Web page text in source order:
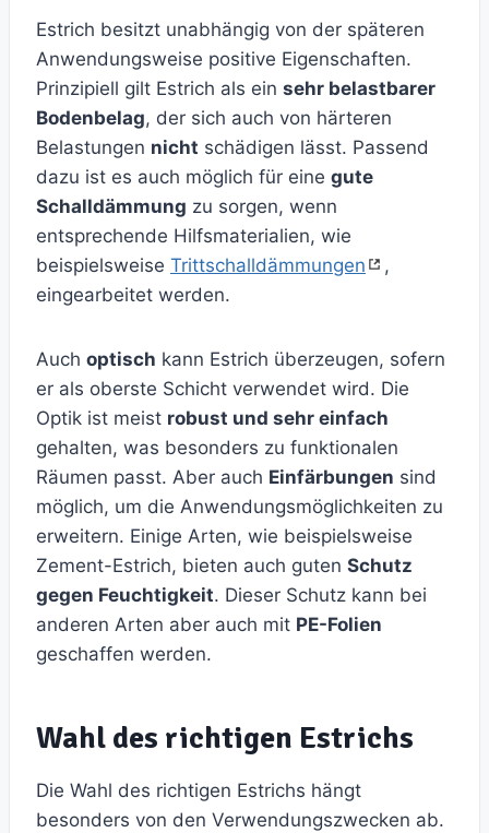
Estrich besitzt unabhängig von der späteren
Anwendungsweise positive Eigenschaften.
Prinzipiell gilt Estrich als ein sehr belastbarer
Bodenbelag, der sich auch von härteren
Belastungen nicht schädigen lässt. Passend
dazu ist es auch möglich für eine gute
Schalldämmung zu sorgen, wenn
entsprechende Hilfsmaterialien, wie
beispielsweise Trittschalldämmungen
,
eingearbeitet werden.
Auch optisch kann Estrich überzeugen, sofern
er als oberste Schicht verwendet wird. Die
Optik ist meist robust und sehr einfach
gehalten, was besonders zu funktionalen
Räumen passt. Aber auch Einfärbungen sind
möglich, um die Anwendungsmöglichkeiten zu
erweitern. Einige Arten, wie beispielsweise
Zement-Estrich, bieten auch guten Schutz
gegen Feuchtigkeit. Dieser Schutz kann bei
anderen Arten aber auch mit PE-Folien
geschaffen werden.
Wahl des richtigen Estrichs
Die Wahl des richtigen Estrichs hängt
besonders von den Verwendungszwecken ab.